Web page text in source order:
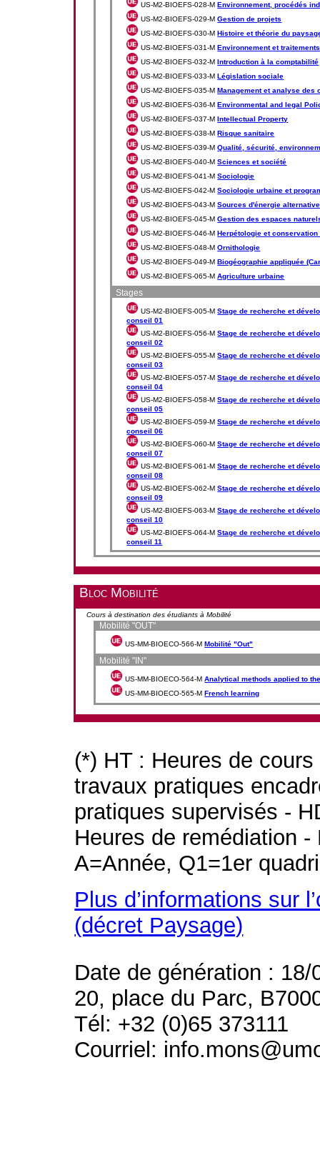
US-M2-BIOEFS-028-MEnvironnement, procédés
US-M2-BIOEFS-029-MGestion de projets
US-M2-BIOEFS-030-MHistoire et théorie du
US-M2-BIOEFS-031-MEnvironnement et
US-M2-BIOEFS-032-MIntroduction à la comptabilité
US-M2-BIOEFS-033-MLégislation sociale
US-M2-BIOEFS-035-MManagement et analyse des
US-M2-BIOEFS-036-MEnvironmental and legal
US-M2-BIOEFS-037-MIntellectual Property
US-M2-BIOEFS-038-MRisque sanitaire
US-M2-BIOEFS-039-MQualité, sécurité,
US-M2-BIOEFS-040-MSciences et société
US-M2-BIOEFS-041-MSociologie
US-M2-BIOEFS-042-MSociologie urbaine et
US-M2-BIOEFS-043-MSources d'énergie alternative
US-M2-BIOEFS-045-MGestion des espaces
US-M2-BIOEFS-046-MHerpétologie et
US-M2-BIOEFS-048-MOrnithologie
US-M2-BIOEFS-049-MBiogéographie appliquée
US-M2-BIOEFS-065-MAgriculture urbaine
Stages
US-M2-BIOEFS-005-MStage de recherche et
conseil 01
US-M2-BIOEFS-056-MStage de recherche et
conseil 02
US-M2-BIOEFS-055-MStage de recherche et
conseil 03
US-M2-BIOEFS-057-MStage de recherche et
conseil 04
US-M2-BIOEFS-058-MStage de recherche et
conseil 05
US-M2-BIOEFS-059-MStage de recherche et
conseil 06
US-M2-BIOEFS-060-MStage de recherche et
conseil 07
US-M2-BIOEFS-061-MStage de recherche et
conseil 08
US-M2-BIOEFS-062-MStage de recherche et
conseil 09
US-M2-BIOEFS-063-MStage de recherche et
conseil 10
US-M2-BIOEFS-064-MStage de recherche et
conseil 11
Bloc Mobilité
Cours à destination des étudiants à Mobilité
Mobilité "OUT"
US-MM-BIOECO-566-MMobilité "Out"
Mobilité "IN"
US-MM-BIOECO-564-MAnalytical methods applied to
US-MM-BIOECO-565-MFrench learning
(*) HT : Heures de
travaux pratiques
pratiques supervisés -
Heures de remédiation
A=Année, Q1=1er
Plus d’informations sur
(décret Paysage)
Date de génération : 18/
20, place du Parc,
Tél: +32 (0)65 373111
Courriel: